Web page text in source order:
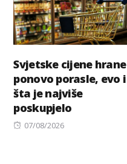
Svjetske cijene hrane
ponovo porasle, evo i
šta je najviše
poskupjelo
Posted
07/08/2026